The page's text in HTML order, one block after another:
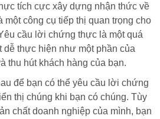
tích cực xây dựng nhận thức về
công cụ tiếp thị quan trọng cho
cầu lời chứng thực là một quá
dễ thực hiện như một phần của
thu hút khách hàng của bạn.
để bạn có thể yêu cầu lời chứng
thị chúng khi bạn có chúng. Tùy
chất doanh nghiệp của mình, bạn